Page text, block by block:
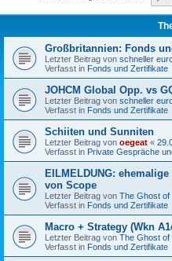
Großbritannien: Fonds
Letzter Beitrag von schneller
Verfasst in Fonds und Zertifikate
JOHCM Global Opp. vs
Letzter Beitrag von schneller
Verfasst in Fonds und Zertifikate
Schiiten und Sunniten
Letzter Beitrag von oegeat «
Verfasst in Private Gespräche
EILMELDUNG:
von Scope
Letzter Beitrag von The Ghost of
Verfasst in Fonds und Zertifikate
Macro + Strategy (Wkn
Letzter Beitrag von The Ghost of
Verfasst in Fonds und Zertifikate